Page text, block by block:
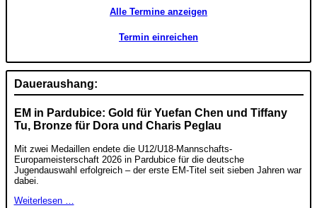
Alle Termine anzeigen
Termin einreichen
Daueraushang:
EM in Pardubice: Gold für Yuefan Chen und Tiffany
Tu, Bronze für Dora und Charis Peglau
Mit zwei Medaillen endete die U12/U18-Mannschafts-
Europameisterschaft 2026 in Pardubice für die deutsche
Jugendauswahl erfolgreich – der erste EM-Titel seit sieben Jahren war
dabei.
Weiterlesen …